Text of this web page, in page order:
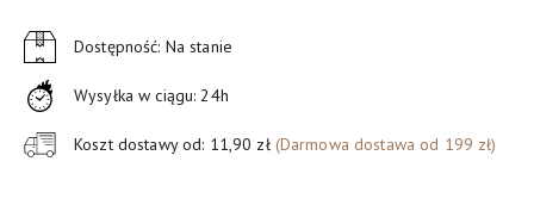
Dostępność: Na stanie
Wysyłka w ciągu: 24h
Koszt dostawy od: 11,90 zł (Darmowa dostawa od 199 zł)